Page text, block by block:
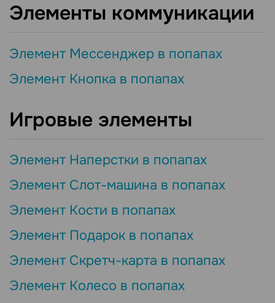
Элементы коммуникации
Элемент Мессенджер в попапах
Элемент Кнопка в попапах
Игровые элементы
Элемент Наперстки в попапах
Элемент Слот-машина в попапах
Элемент Кости в попапах
Элемент Подарок в попапах
Элемент Скретч-карта в попапах
Элемент Колесо в попапах